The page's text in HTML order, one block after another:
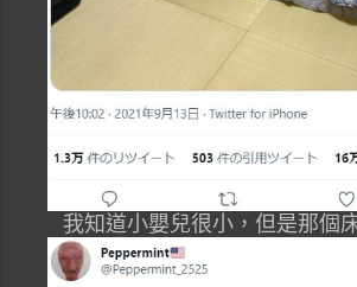
我知道小嬰兒很小，但是那個